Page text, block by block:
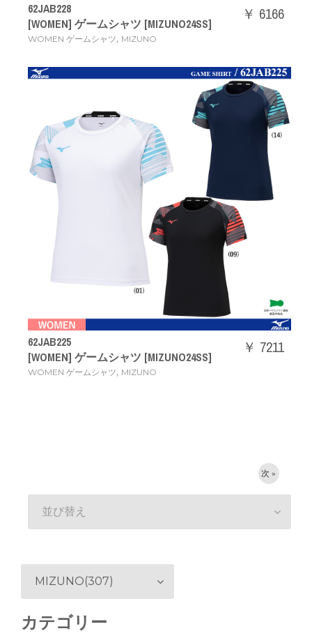
62JAB228
[WOMEN] ゲームシャツ [MIZUNO24SS]
WOMEN ゲームシャツ, MIZUNO
￥ 6166
62JAB225
[WOMEN] ゲームシャツ [MIZUNO24SS]
WOMEN ゲームシャツ, MIZUNO
￥ 7211
次 »
並び替え
MIZUNO(307)
カテゴリー